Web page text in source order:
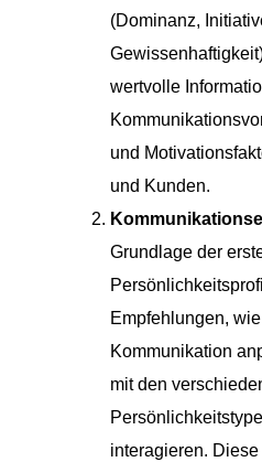
(Dominanz,
wertvolle
und
und Kunden.
Grundlage der
Empfehlungen,
Kommunikation
mit den
interagieren.